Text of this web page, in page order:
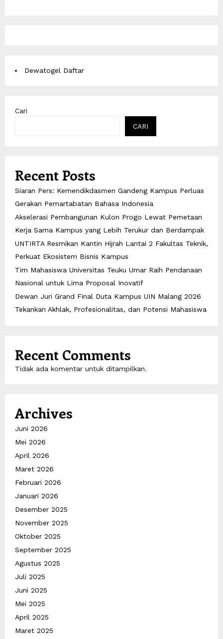
Dewatogel Daftar
Cari
CARI
Recent Posts
Siaran Pers: Kemendikdasmen Gandeng Kampus Perluas
Gerakan Pemartabatan Bahasa Indonesia
Akselerasi Pembangunan Kulon Progo Lewat Pemetaan
Kerja Sama Kampus yang Lebih Terukur dan Berdampak
UNTIRTA Resmikan Kantin Hijrah Lantai 2 Fakultas Teknik,
Perkuat Ekosistem Bisnis Kampus
Tim Mahasiswa Universitas Teuku Umar Raih Pendanaan
Nasional untuk Lima Proposal Inovatif
Dewan Juri Grand Final Duta Kampus UIN Malang 2026
Tekankan Akhlak, Profesionalitas, dan Potensi Mahasiswa
Recent Comments
Tidak ada komentar untuk ditampilkan.
Archives
Juni 2026
Mei 2026
April 2026
Maret 2026
Februari 2026
Januari 2026
Desember 2025
November 2025
Oktober 2025
September 2025
Agustus 2025
Juli 2025
Juni 2025
Mei 2025
April 2025
Maret 2025